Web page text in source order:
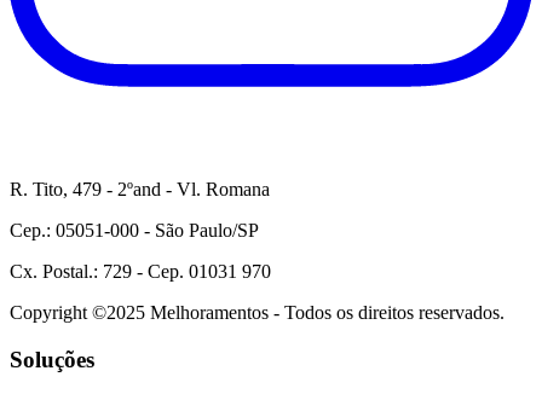
R. Tito, 479 - 2ºand - Vl. Romana
Cep.: 05051-000 - São Paulo/SP
Cx. Postal.: 729 - Cep. 01031 970
Copyright ©2025 Melhoramentos - Todos os direitos reservados.
Soluções